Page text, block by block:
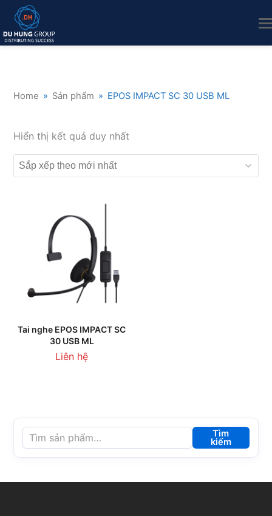
Home » Sản phẩm » EPOS IMPACT SC 30 USB ML
Hiển thị kết quả duy nhất
Tai nghe EPOS IMPACT SC
30 USB ML
Liên hệ
Tìm
kiếm